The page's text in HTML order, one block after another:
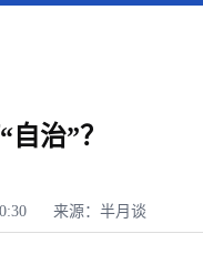
治”？
来源：半月谈